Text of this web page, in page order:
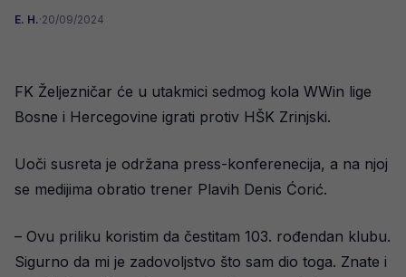
E. H.·20/09/2024
FK Željezničar će u utakmici sedmog kola WWin lige
Bosne i Hercegovine igrati protiv HŠK Zrinjski.
Uoči susreta je održana press-konferenecija, a na njoj
se medijima obratio trener Plavih Denis Ćorić.
– Ovu priliku koristim da čestitam 103. rođendan klubu.
Sigurno da mi je zadovoljstvo što sam dio toga. Znate i